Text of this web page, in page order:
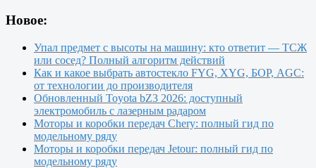
Новое:
Упал предмет с высоты на машину: кто ответит — ТСЖ
или сосед? Полный алгоритм действий
Как и какое выбрать автостекло FYG, XYG, БОР, AGC:
от технологии до производителя
Обновленный Toyota bZ3 2026: доступный
электромобиль с лазерным радаром
Моторы и коробки передач Chery: полный гид по
модельному ряду
Моторы и коробки передач Jetour: полный гид по
модельному ряду